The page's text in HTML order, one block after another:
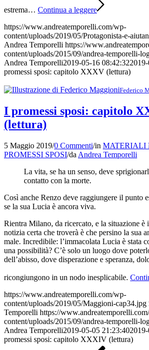
estrema… Continua a leggere
https://www.andreatemporelli.com/wp-
content/uploads/2019/05/Protagonista-e-
Andrea Temporelli https://
content/uploads/2015/09/andrea-temporelli-
Andrea Temporelli2019-05-16 08:42:32
promessi sposi: capitolo XXXV (lettura)
Federico
I promessi sposi: capitolo
(lettura)
5 Maggio 2019/0 Commenti/in MATERIALI
PROMESSI SPOSI/da Andrea Temporelli
La vita, se ha un senso, deve
contatto con la morte.
Così anche Renzo deve raggiungere il punto
se la sua Lucia è ancora viva.
Rientra Milano, da ricercato, e la situazione è
notizia certa che troverà è che persino la sua
male. Incredibile: l’immacolata Lucia è stata
una possibilità? C’è solo un luogo dove
dell’abisso, dove disperazione e speranza,
ricongiungono in un nodo inesplicabile.
https://www.andreatemporelli.com/wp-
content/uploads/2019/05/Maggioni-cap34.jpg
Temporelli https://
content/uploads/2015/09/andrea-temporelli-
Andrea Temporelli2019-05-05 21:23:40
promessi sposi: capitolo XXXIV (lettura)